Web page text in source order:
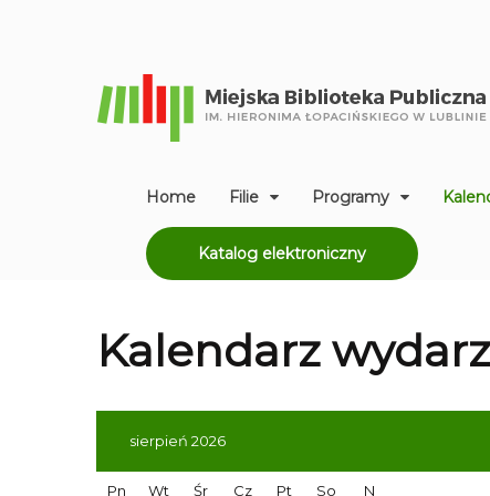
Home Filie Programy
Katalog elektroniczny
Kalendarz
sierpień 2026
Pn Wt Śr Cz Pt So N